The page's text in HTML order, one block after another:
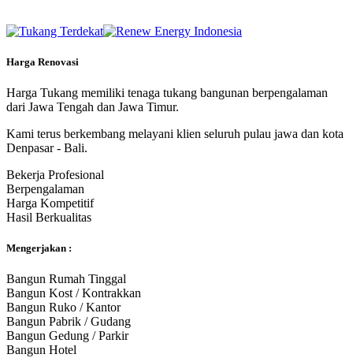
Harga Renovasi
Harga Tukang memiliki tenaga tukang bangunan berpengalaman
dari Jawa Tengah dan Jawa Timur.
Kami terus berkembang melayani klien seluruh pulau jawa dan kota
Denpasar - Bali.
Bekerja Profesional
Berpengalaman
Harga Kompetitif
Hasil Berkualitas
Mengerjakan :
Bangun Rumah Tinggal
Bangun Kost / Kontrakkan
Bangun Ruko / Kantor
Bangun Pabrik / Gudang
Bangun Gedung / Parkir
Bangun Hotel